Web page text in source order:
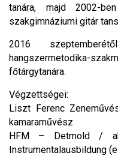
tanára, majd 2002-
szakgimnáziumi gitár
2016
hangszermetodika-
főtárgytanára.
Végzettségei:
Liszt Ferenc
kamaraművész
HFM – Detmold /
Instrumentalausbildung